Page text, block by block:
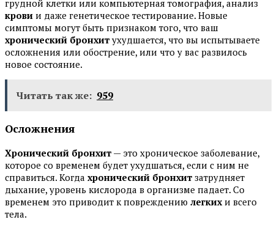
грудной клетки или компьютерная томография, анализ
крови и даже генетическое тестирование. Новые
симптомы могут быть признаком того, что ваш
хронический бронхит ухудшается, что вы испытываете
осложнения или обострение, или что у вас развилось
новое состояние.
Читать так же: 959
Осложнения
Хронический бронхит — это хроническое заболевание,
которое со временем будет ухудшаться, если с ним не
справиться. Когда хронический бронхит затрудняет
дыхание, уровень кислорода в организме падает. Со
временем это приводит к повреждению легких и всего
тела.